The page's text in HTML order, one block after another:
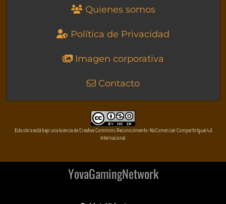
Quienes somos
Política de Privacidad
Imagen corporativa
Contacto
Esta obra está bajo una licencia de Creative Commons Reconocimiento-NoComercial-CompartirIgual 4.0
Internacional
YovaGamingNetwork